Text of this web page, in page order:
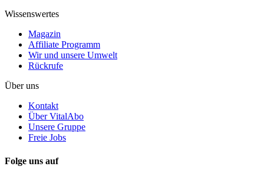
Wissenswertes
Magazin
Affiliate Programm
Wir und unsere Umwelt
Rückrufe
Über uns
Kontakt
Über VitalAbo
Unsere Gruppe
Freie Jobs
Folge uns auf